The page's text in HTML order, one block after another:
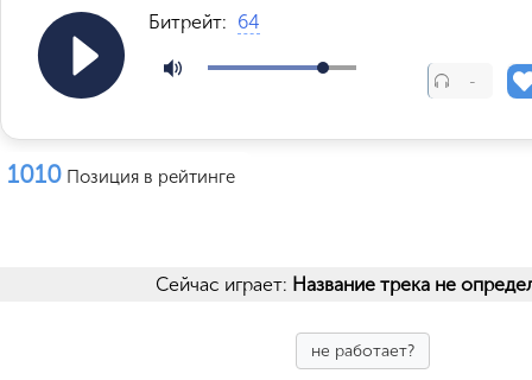
Битрейт: 64
-
1010 Позиция в рейтинге
Сейчас играет: Название трека не
не работает?